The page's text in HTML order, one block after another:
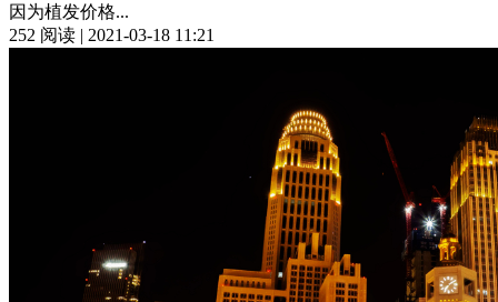
因为植发价格...
252 阅读 | 2021-03-18 11:21